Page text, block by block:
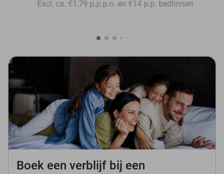
Excl. ca. €1,79 p.p.p.n. en €14 p.p. bedlinnen
Boek een verblijf bij een